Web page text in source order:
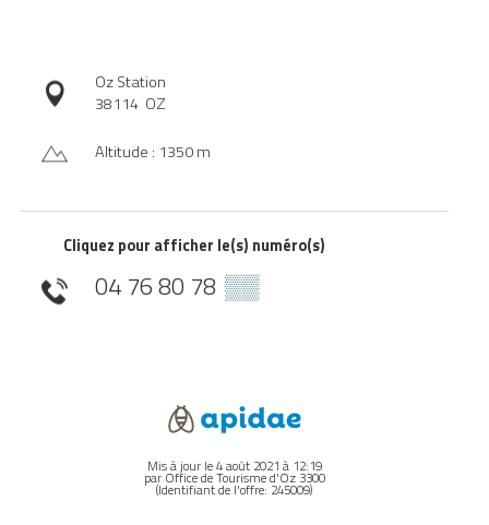
Oz Station
38114 OZ
Altitude : 1350 m
Cliquez pour afficher le(s) numéro(s)
04 76 80 78 ▒▒
Mis à jour le 4 août 2021 à 12:19
par Office de Tourisme d'Oz 3300
(Identifiant de l'offre: 245009)